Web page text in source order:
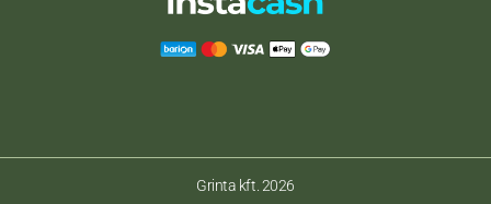
Grinta kft. 2026